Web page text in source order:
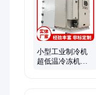
高低温试验箱、冰
置、制冷机
小型工业制冷机
超低温冷冻机组